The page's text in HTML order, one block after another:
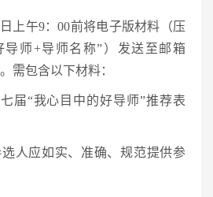
上午9：00前将电子版材料（压
导师+导师名称”）发送至邮箱
需包含以下材料：
届“我心目中的好导师”推荐表
人应如实、准确、规范提供参